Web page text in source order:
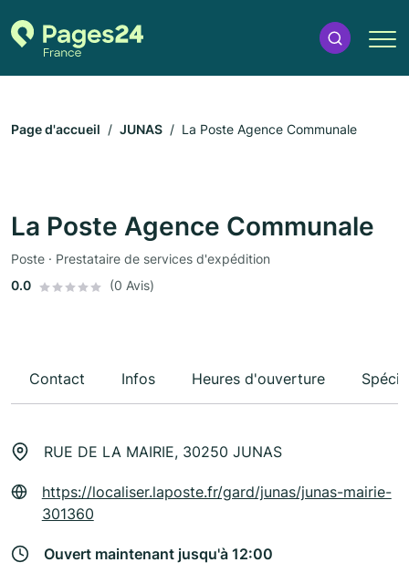
Page d'accueil JUNAS La Poste Agence Communale
La Poste Agence Communale
Poste · Prestataire de services d'expédition
0.0
(0 Avis)
Contact Infos Heures d'ouverture
RUE DE LA MAIRIE, 30250 JUNAS
https://localiser.laposte.fr/gard/junas/junas-mairie-
301360
Ouvert maintenant jusqu'à 12:00